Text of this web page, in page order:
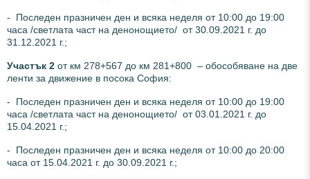
- Последен празничен ден и всяка неделя от 10:00 до 19:00
часа /светлата част на денонощието/ от 30.09.2021 г. до
31.12.2021 г.;
Участък 2 от км 278+567 до км 281+800 – обособяване на две
ленти за движение в посока София:
- Последен празничен ден и всяка неделя от 10:00 до 19:00
часа /светлата част на денонощието/ от 03.01.2021 г. до
15.04.2021 г.;
- Последен празничен ден и всяка неделя от 10:00 до 20:00
часа от 15.04.2021 г. до 30.09.2021 г.;